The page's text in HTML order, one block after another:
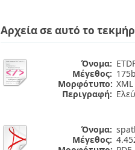
Αρχεία σε αυτό το
Όνομα:
Μέγεθος:
Μορφότυπο: XML
Περιγραφή:
Όνομα:
Μέγεθος: